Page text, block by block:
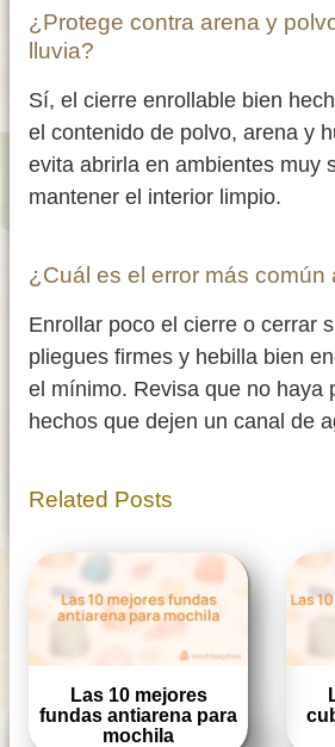
¿Protege contra arena y
lluvia?
Sí, el cierre enrollable bien
el contenido de polvo, arena y
evita abrirla en ambientes muy
mantener el interior limpio.
¿Cuál es el error más común
Enrollar poco el cierre o cerrar
pliegues firmes y hebilla bien
el mínimo. Revisa que no haya
hechos que dejen un canal de
Related Posts
Las 10 mejores
fundas antiarena para
mochila